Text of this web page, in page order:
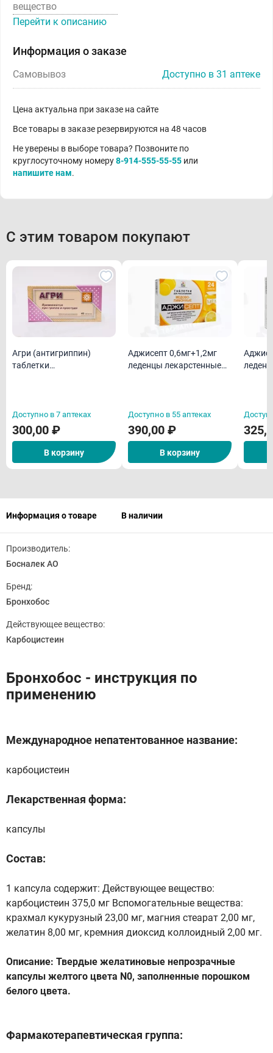
вещество
Перейти к описанию
Информация о заказе
Самовывоз Доступно в 31 аптеке
Цена актуальна при заказе на сайте
Все товары в заказе резервируются на 48 часов
Не уверены в выборе товара? Позвоните по
круглосуточному номеру8-914-555-55-55 или
напишите нам.
С этим товаром покупают
Агри (антигриппин)
таблетки
Доступно в 7 аптеках
300,00 ₽
В корзину
Аджисепт 0,6мг+1,2мг
леденцы лекарстенные
Доступно в 55 аптеках
390,00 ₽
В корзину
Информация о товаре В наличии
Производитель:
Босналек АО
Бренд:
Бронхобос
Действующее вещество:
Карбоцистеин
Бронхобос - инструкция по
применению
Международное непатентованное название:
карбоцистеин
Лекарственная форма:
капсулы
Состав:
1 капсула содержит: Действующее вещество:
карбоцистеин 375,0 мг Вспомогательные вещества:
крахмал кукурузный 23,00 мг, магния стеарат 2,00 мг,
желатин 8,00 мг, кремния диоксид коллоидный 2,00 мг.
Описание: Твердые желатиновые непрозрачные
капсулы желтого цвета N0, заполненные порошком
белого цвета.
Фармакотерапевтическая группа: